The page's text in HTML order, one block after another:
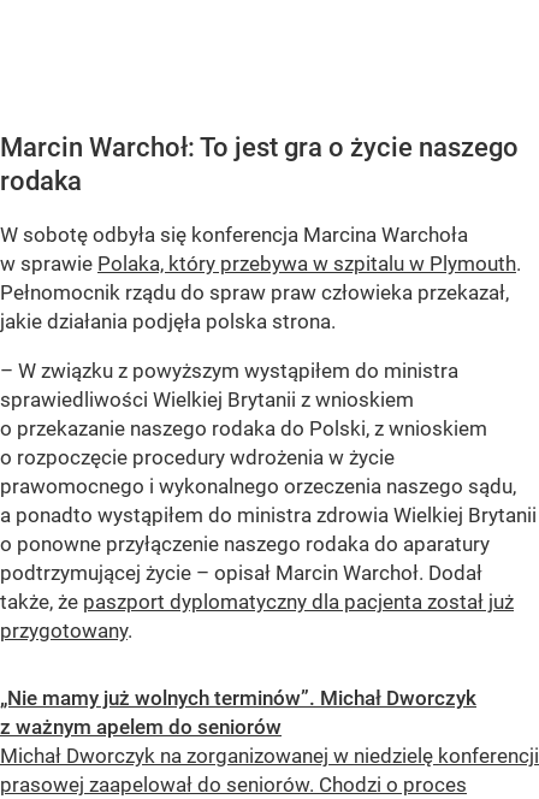
Marcin Warchoł: To jest gra o życie naszego
rodaka
W sobotę odbyła się konferencja Marcina Warchoła
w sprawie Polaka, który przebywa w szpitalu w Plymouth.
Pełnomocnik rządu do spraw praw człowieka przekazał,
jakie działania podjęła polska strona.
– W związku z powyższym wystąpiłem do ministra
sprawiedliwości Wielkiej Brytanii z wnioskiem
o przekazanie naszego rodaka do Polski, z wnioskiem
o rozpoczęcie procedury wdrożenia w życie
prawomocnego i wykonalnego orzeczenia naszego sądu,
a ponadto wystąpiłem do ministra zdrowia Wielkiej Brytanii
o ponowne przyłączenie naszego rodaka do aparatury
podtrzymującej życie – opisał Marcin Warchoł. Dodał
także, że paszport dyplomatyczny dla pacjenta został już
przygotowany.
„Nie mamy już wolnych terminów”. Michał Dworczyk
z ważnym apelem do seniorów
Michał Dworczyk na zorganizowanej w niedzielę konferencji
prasowej zaapelował do seniorów. Chodzi o proces